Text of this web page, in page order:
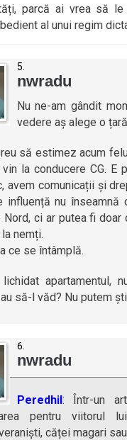
parcă ai vrea să
al unui regim
nwradu
Nu ne-am gândit
vedere aș alege o
să estimez acum
la conducere CG. E
avem comunicații și
influență nu
Nord, ci ar putea fi
nemți.
ce se întâmplă.
să-l văd? Nu putem
nwradu
Peredhil: Într-un
pentru viitorul
căței magari